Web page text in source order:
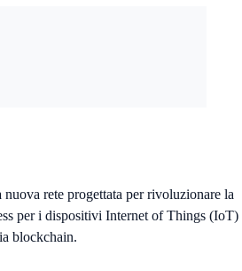
rete progettata per rivoluzionare la
per i dispositivi Internet of Things (IoT)
blockchain.